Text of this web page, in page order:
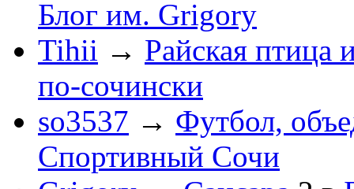
Блог им. Grigory
Tihii → Райская птица
по-cочински
so3537 → Футбол,
Спортивный Сочи